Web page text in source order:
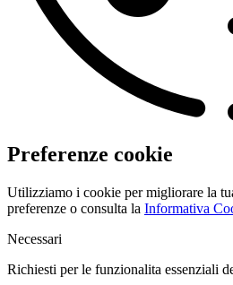
Preferenze cookie
Utilizziamo i cookie per migliorare la
preferenze o consulta la Informativa
Necessari
Richiesti per le funzionalita essenziali